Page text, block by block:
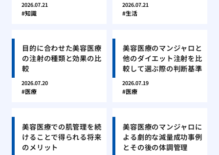
2026.07.21
知識
2026.07.21
生活
目的に合わせた美容医療
の注射の種類と効果の比
較
2026.07.20
医療
美容医療のマンジャロと
他のダイエット注射を比
較して選ぶ際の判断基準
2026.07.19
医療
美容医療での肌管理を続
けることで得られる将来
のメリット
美容医療のマンジャロに
よる劇的な減量成功事例
とその後の体調管理